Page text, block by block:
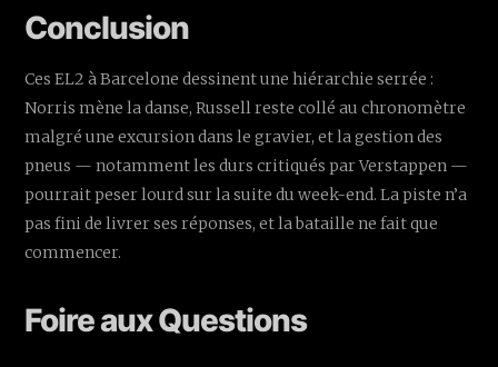
Conclusion
Ces EL2 à Barcelone dessinent une hiérarchie serrée :
Norris mène la danse, Russell reste collé au chronomètre
malgré une excursion dans le gravier, et la gestion des
pneus — notamment les durs critiqués par Verstappen —
pourrait peser lourd sur la suite du week-end. La piste n’a
pas fini de livrer ses réponses, et la bataille ne fait que
commencer.
Foire aux Questions